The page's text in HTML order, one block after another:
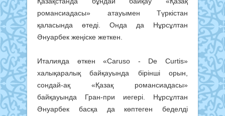
романсиадасы» атауымен Түркістан
қаласында өтеді. Онда да Нұрсұлтан
Әнуарбек жеңіске жеткен.
Италияда өткен «Caruso - De Curtis»
халықаралық байқауында бірінші орын,
сондай-ақ «Қазақ романсиадасы»
байқауында Гран-при иегері. Нұрсұлтан
Әнуарбек басқа да көптеген беделді